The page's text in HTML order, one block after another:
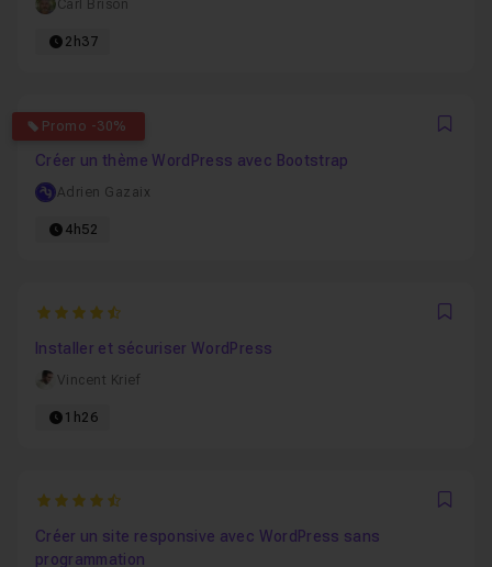
Carl Brison
2h37
Promo -30%
4.8
Créer un thème WordPress avec Bootstrap
Adrien Gazaix
4h52
4.3636363636364
Installer et sécuriser WordPress
Vincent Krief
1h26
4.6666666666667
Créer un site responsive avec WordPress sans
programmation